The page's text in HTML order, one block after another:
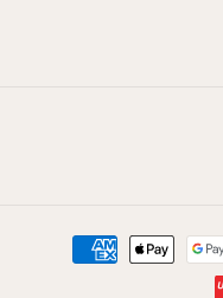
Zahlungsmethoden